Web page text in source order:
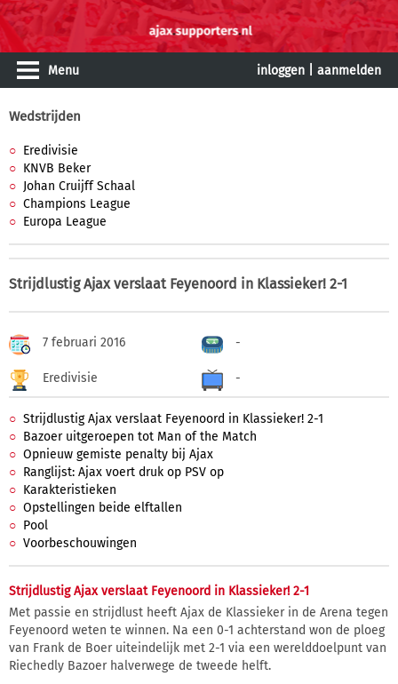
Menu inloggen aanmelden
Wedstrijden
Eredivisie
KNVB Beker
Johan Cruijff Schaal
Champions League
Europa League
Strijdlustig Ajax verslaat Feyenoord in Klassieker! 2-1
7 februari 2016 -
Eredivisie -
Strijdlustig Ajax verslaat Feyenoord in Klassieker! 2-1
Bazoer uitgeroepen tot Man of the Match
Opnieuw gemiste penalty bij Ajax
Ranglijst: Ajax voert druk op PSV op
Karakteristieken
Opstellingen beide elftallen
Pool
Voorbeschouwingen
Strijdlustig Ajax verslaat Feyenoord in Klassieker! 2-1
Met passie en strijdlust heeft Ajax de Klassieker in de Arena tegen
Feyenoord weten te winnen. Na een 0-1 achterstand won de ploeg
van Frank de Boer uiteindelijk met 2-1 via een werelddoelpunt van
Riechedly Bazoer halverwege de tweede helft.